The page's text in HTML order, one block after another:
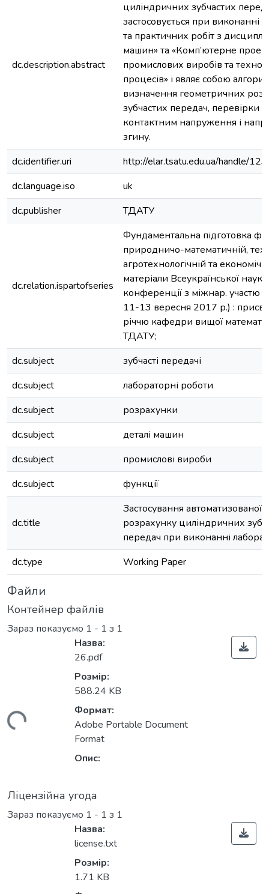
dc.description.abstract
циліндричних зубчастих
застосовується при виконанні
та практичних робіт з
машин» та «Комп’ютерне
промислових виробів та
процесів» і являє собою
визначення геометричних
зубчастих передач, перевірки
контактним напруження і
згину.
dc.identifier.uri
http://elar.tsatu.edu.ua/handle/
dc.language.iso
uk
dc.publisher
ТДАТУ
dc.relation.ispartofseries
Фундаментальна підготовка
природничо-математичній,
агротехнологічній та
матеріали Всеукраїнської
конференції з міжнар. участю
11-13 вересня 2017 р.) :
річчю кафедри вищої
ТДАТУ;
dc.subject
зубчасті передачі
dc.subject
лабораторні роботи
dc.subject
розрахунки
dc.subject
деталі машин
dc.subject
промислові вироби
dc.subject
функції
dc.title
Застосування автоматизованої
розрахунку циліндричних
передач при виконанні
dc.type
Working Paper
Файли
Контейнер файлів
Зараз показуємо 1 - 1 з 1
Назва:
26.pdf
Розмір:
588.24 KB
Формат:
Adobe Portable Document
Format
Опис:
Ліцензійна угода
Зараз показуємо 1 - 1 з 1
Назва:
license.txt
Розмір:
1.71 KB